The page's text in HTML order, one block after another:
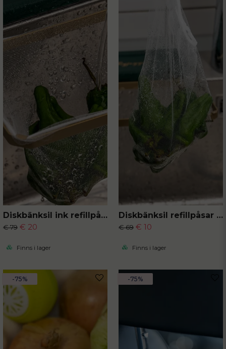
Diskbänksil ink refillpåsar 50-pack
€ 79 € 20
Finns i lager
Diskbänksil refillpåsar 50-pack
€ 69 € 10
Finns i lager
-75% -75%